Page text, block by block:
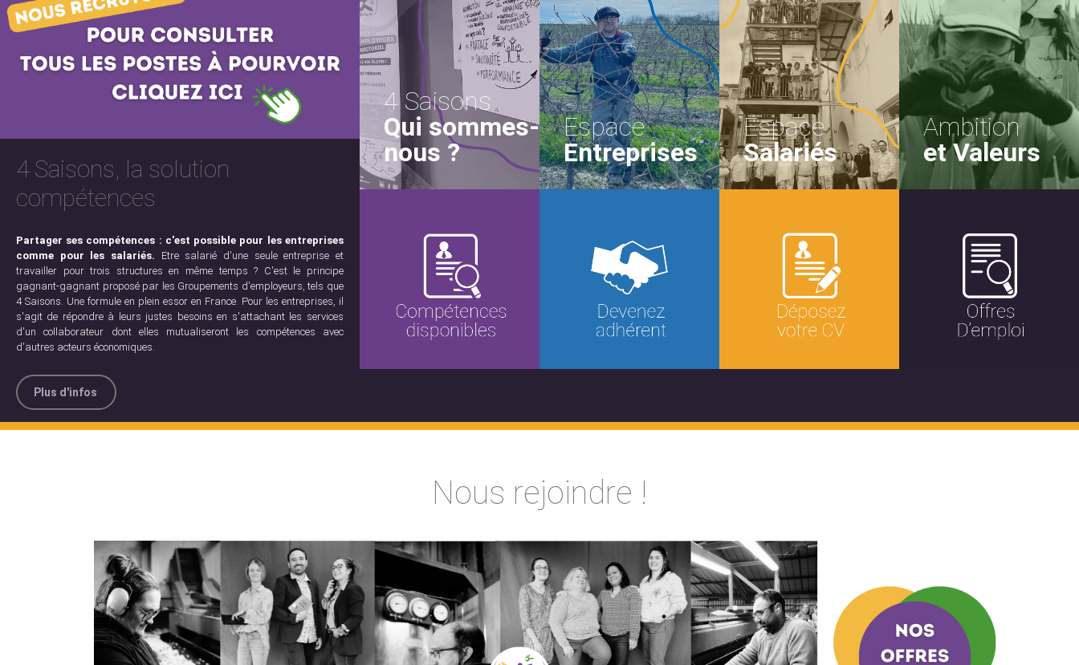
4 Saisons, la solution
compétences
Partager ses compétences : c'est possible pour les entreprises
comme pour les salariés. Etre salarié d'une seule entreprise et
travailler pour trois structures en même temps ? C'est le principe
gagnant-gagnant proposé par les Groupements d'employeurs, tels que
4 Saisons. Une formule en plein essor en France. Pour les entreprises, il
s'agit de répondre à leurs justes besoins en s'attachant les services
d'un collaborateur dont elles mutualiseront les compétences avec
d'autres acteurs économiques.
Plus d'infos
4 Saisons
Qui sommes-
nous ?
Espace
Entreprises
Espace
Salariés
Ambition
et Valeurs
Nous rejoindre !